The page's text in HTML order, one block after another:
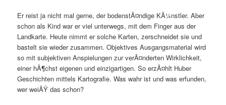
Er reist ja nicht mal gerne, der bodenstÃ¤ndige KÃ¼nstler. Aber
schon als Kind war er viel unterwegs, mit dem Finger aus der
Landkarte. Heute nimmt er solche Karten, zerschneidet sie und
bastelt sie wieder zusammen. Objektives Ausgangsmaterial wird
so mit subjektiven Anspielungen zur verÃ¤nderten Wirklichkeit,
einer hÃ¶chst eigenen und einzigartigen. So erzÃ¤hlt Huber
Geschichten mittels Kartografie. Was wahr ist und was erfunden,
wer weiÃŸ das schon?